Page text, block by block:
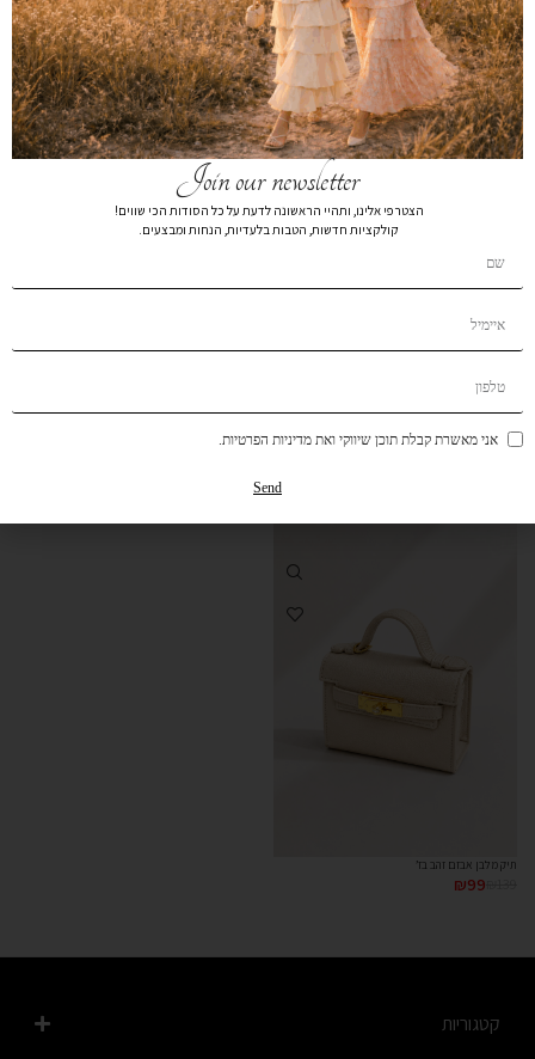
תיק מלבן אבזם זהב חום
₪139
₪99
מידה
הוספה לסל
הוסף לרשימת המשאלות
החזרות והחלפות
אולי תאהבי גם...
תיק מלבן אבזם זהב בז’
₪99
קטגוריות
Join our newsletter
הצטרפי אלינו, ותהיי הראשונה לדעת על כל הסודות הכי שווים!
קולקציות חדשות, הטבות בלעדיות, הנחות ומבצעים.
אני מאשרת קבלת תוכן שיווקי ואת מדיניות הפרטיות.
Send